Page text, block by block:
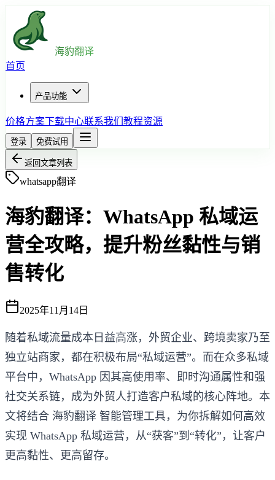
海豹翻译
首页
产品功能
价格方案下载中心联系我们 教程资源
登录 免费试用
返回文章列表
whatsapp翻译
海豹翻译：WhatsApp 私域运
营全攻略，提升粉丝黏性与销
售转化
2025年11月14日
随着私域流量成本日益高涨，外贸企业、跨境卖家乃至
独立站商家，都在积极布局“私域运营”。而在众多私域
平台中，WhatsApp 因其高使用率、即时沟通属性和强
社交关系链，成为外贸人打造客户私域的核心阵地。本
文将结合 海豹翻译 智能管理工具，为你拆解如何高效
实现 WhatsApp 私域运营，从“获客”到“转化”，让客户
更高黏性、更高留存。